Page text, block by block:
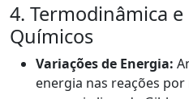
4. Termodinâmica
Químicos
Variações de Energia:
energia nas reações por